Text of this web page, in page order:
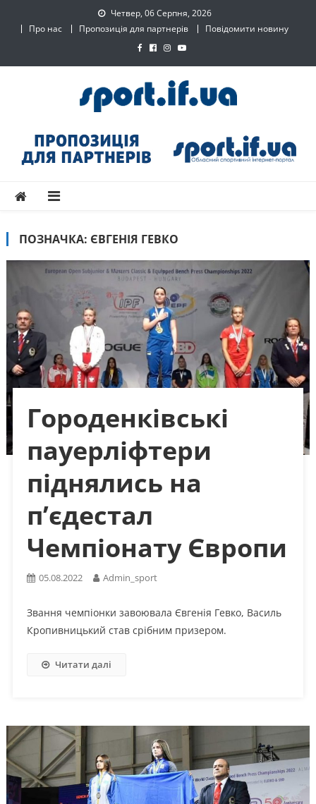
Четвер, 06 Серпня, 2026
Про нас
Пропозиція для партнерів Повідомити новину
SPORT.IF.UA – Обласний
спортивний інтернет-
ПОЗНАЧКА: ЄВГЕНІЯ ГЕВКО
Городенківські
пауерліфтери
піднялись на
п’єдестал
Чемпіонату Європи
05.08.2022 Admin_sport
Звання чемпіонки завоювала Євгенія Гевко, Василь
Кропивницький став срібним призером.
Читати далі